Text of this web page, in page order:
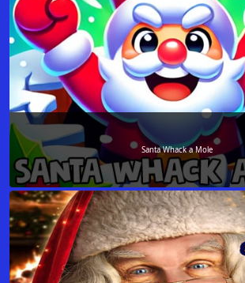
Santa Whack a Mole